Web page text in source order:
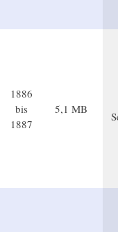
1886
bis
1887
5,1 MB